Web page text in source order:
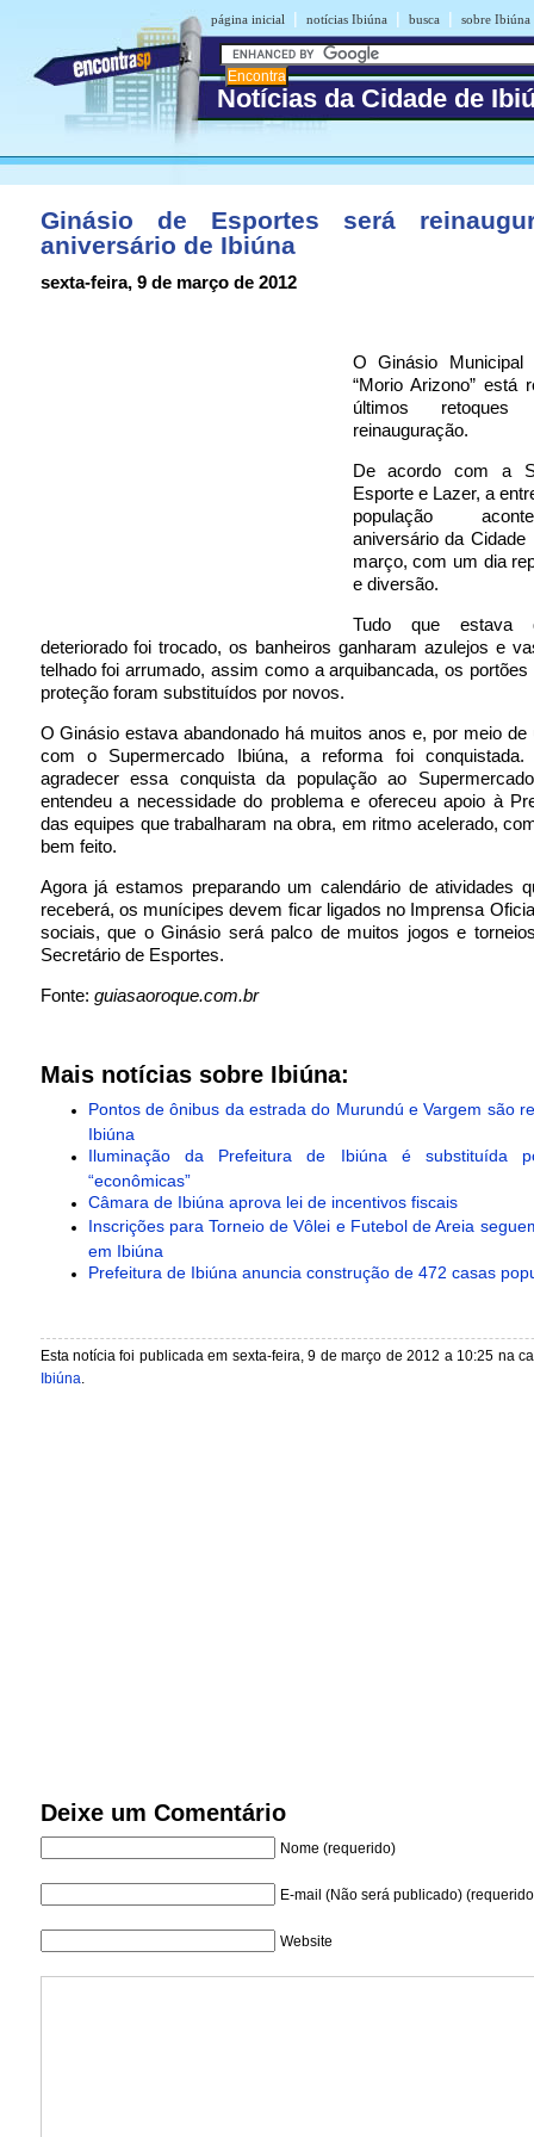
página inicial | notícias Ibiúna | busca | sobre Ibiúna
Notícias da Cidade de
Ginásio de Esportes será
aniversário de Ibiúna
sexta-feira, 9 de março de 2012
O Ginásio Municipal
“Morio Arizono” está
últimos
reinauguração.
De acordo com a
Esporte e Lazer, a
população
aniversário da Cidade
março, com um dia
e diversão.
Tudo que estava
deteriorado foi trocado, os banheiros ganharam azulejos e
telhado foi arrumado, assim como a arquibancada, os
proteção foram substituídos por novos.
O Ginásio estava abandonado há muitos anos e, por meio de
com o Supermercado Ibiúna, a reforma foi conquistada.
agradecer essa conquista da população ao
entendeu a necessidade do problema e ofereceu apoio à
das equipes que trabalharam na obra, em ritmo acelerado,
bem feito.
Agora já estamos preparando um calendário de atividades
receberá, os munícipes devem ficar ligados no Imprensa
sociais, que o Ginásio será palco de muitos jogos e
Secretário de Esportes.
Fonte: guiasaoroque.com.br
Mais notícias sobre Ibiúna:
Pontos de ônibus da estrada do Murundú e Vargem são
Ibiúna
Iluminação da Prefeitura de Ibiúna é substituída
“econômicas”
Câmara de Ibiúna aprova lei de incentivos fiscais
Inscrições para Torneio de Vôlei e Futebol de Areia
em Ibiúna
Prefeitura de Ibiúna anuncia construção de 472 casas
Esta notícia foi publicada em sexta-feira, 9 de março de 2012 a 10:25 na
Ibiúna.
Deixe um Comentário
Nome (requerido)
E-mail (Não será publicado)
Website